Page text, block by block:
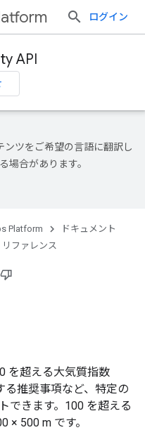
ログイン
API
ンツをご希望の言語に翻訳し
場合があります。
Platform
ドキュメント
リファレンス
を超える大気質指数
る推奨事項など、特定の
できます。100 を超える
× 500 m です。